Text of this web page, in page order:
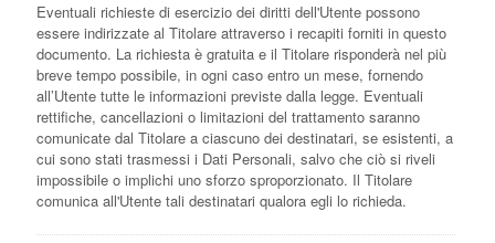
Eventuali richieste di esercizio dei diritti dell'Utente possono
essere indirizzate al Titolare attraverso i recapiti forniti in questo
documento. La richiesta è gratuita e il Titolare risponderà nel più
breve tempo possibile, in ogni caso entro un mese, fornendo
all’Utente tutte le informazioni previste dalla legge. Eventuali
rettifiche, cancellazioni o limitazioni del trattamento saranno
comunicate dal Titolare a ciascuno dei destinatari, se esistenti, a
cui sono stati trasmessi i Dati Personali, salvo che ciò si riveli
impossibile o implichi uno sforzo sproporzionato. Il Titolare
comunica all'Utente tali destinatari qualora egli lo richieda.